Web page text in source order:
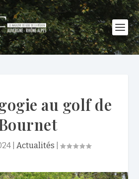
au golf de
| Actualités